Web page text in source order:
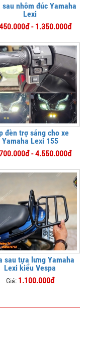
sau nhôm đúc Yamaha
Lexi
- 1.350.000đ
đèn trợ sáng cho xe
Yamaha Lexi 155
- 4.550.000đ
sau tựa lưng Yamaha
Lexi kiểu Vespa
Giá: 1.100.000đ